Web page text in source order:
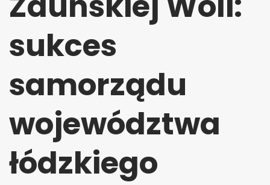
sukces
samorządu
województwa
łódzkiego